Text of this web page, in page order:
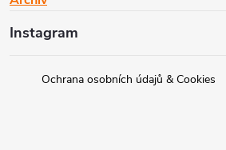
Instagram
Ochrana osobních údajů & Cookies